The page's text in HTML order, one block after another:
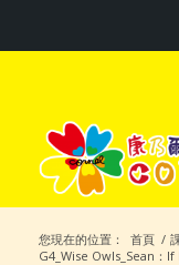
您現在的位置： 首頁 /
G4_Wise Owls_Sean：If